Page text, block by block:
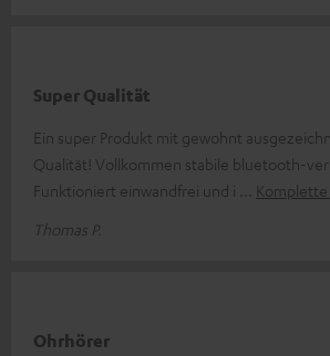
Super Qualität
Ein super Produkt mit gewohnt
Qualität! Vollkommen stabile bluetooth-
Funktioniert einwandfrei und i
Thomas P.
Ohrhörer